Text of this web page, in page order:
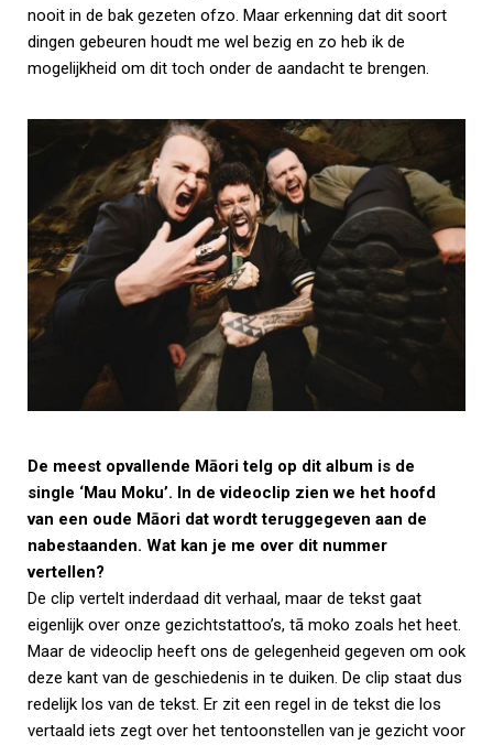
nooit in de bak gezeten ofzo. Maar erkenning dat dit soort
dingen gebeuren houdt me wel bezig en zo heb ik de
mogelijkheid om dit toch onder de aandacht te brengen.
De meest opvallende Māori telg op dit album is de
single ‘Mau Moku’. In de videoclip zien we het hoofd
van een oude Māori dat wordt teruggegeven aan de
nabestaanden. Wat kan je me over dit nummer
vertellen?
De clip vertelt inderdaad dit verhaal, maar de tekst gaat
eigenlijk over onze gezichtstattoo’s, tā moko zoals het heet.
Maar de videoclip heeft ons de gelegenheid gegeven om ook
deze kant van de geschiedenis in te duiken. De clip staat dus
redelijk los van de tekst. Er zit een regel in de tekst die los
vertaald iets zegt over het tentoonstellen van je gezicht voor